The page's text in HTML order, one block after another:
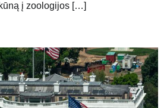
į zoologijos […]